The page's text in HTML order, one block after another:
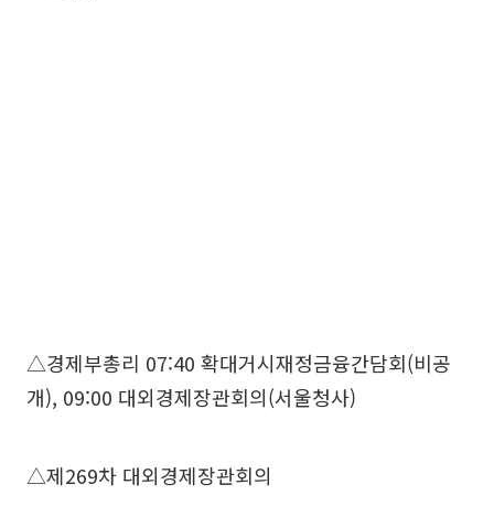
△경제부총리 07:40 확대거시재정금융간담회(비공
개), 09:00 대외경제장관회의(서울청사)
△제269차 대외경제장관회의